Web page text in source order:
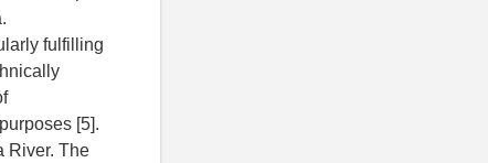
fulfilling
[5].
River. The